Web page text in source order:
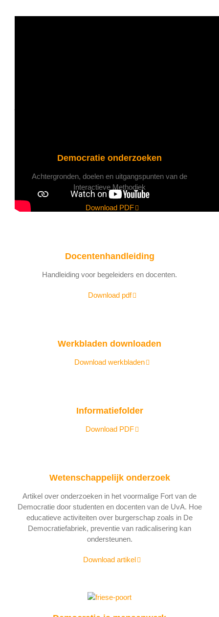
Democratie onderzoeken
Achtergronden, doelen en uitgangspunten van de
Interactieve Methodiek
Download PDF
Docentenhandleiding
Handleiding voor begeleiders en docenten.
Download pdf
Werkbladen downloaden
Download werkbladen
Informatiefolder
Download PDF
Wetenschappelijk onderzoek
Artikel over onderzoeken in het voormalige Fort van de
Democratie door studenten en docenten van de UvA. Hoe
educatieve activiteiten over burgerschap zoals in De
Democratiefabriek, preventie van radicalisering kan
ondersteunen.
Download artikel